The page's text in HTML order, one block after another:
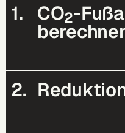
1. CO2-
2.